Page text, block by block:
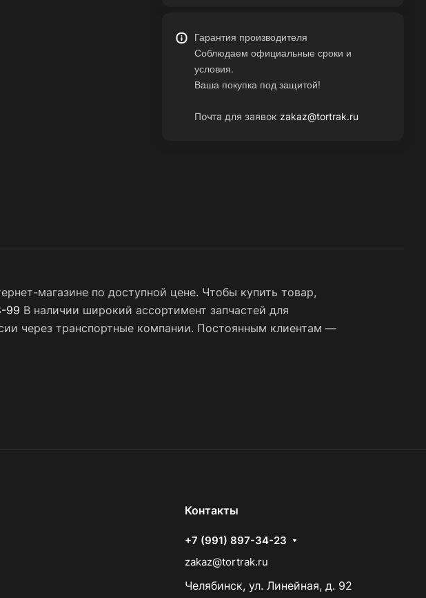
Гарантия производителя
Соблюдаем официальные сроки и
условия.
Ваша покупка под защитой!
Почта для заявок zakaz@tortrak.ru
магазине по доступной цене. Чтобы купить товар,
99 В наличии широкий ассортимент запчастей для
через транспортные компании. Постоянным клиентам —
Контакты
+7 (991) 897-34-23
zakaz@tortrak.ru
Челябинск, ул. Линейная, д. 92